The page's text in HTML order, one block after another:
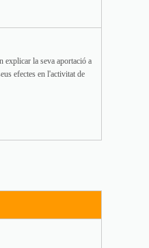
explicar la seva aportació a
efectes en l'activitat de